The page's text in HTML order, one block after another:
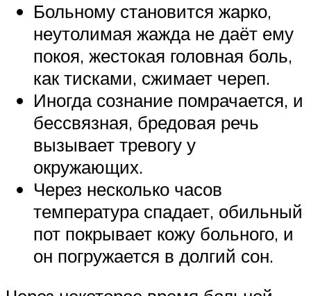
Больному становится жарко,
неутолимая жажда не даёт ему
покоя, жестокая головная боль,
как тисками, сжимает череп.
Иногда сознание помрачается, и
бессвязная, бредовая речь
вызывает тревогу у
окружающих.
Через несколько часов
температура спадает, обильный
пот покрывает кожу больного, и
он погружается в долгий сон.